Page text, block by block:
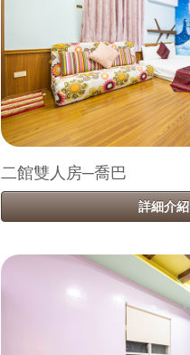
二館雙人房─喬巴
詳細介紹